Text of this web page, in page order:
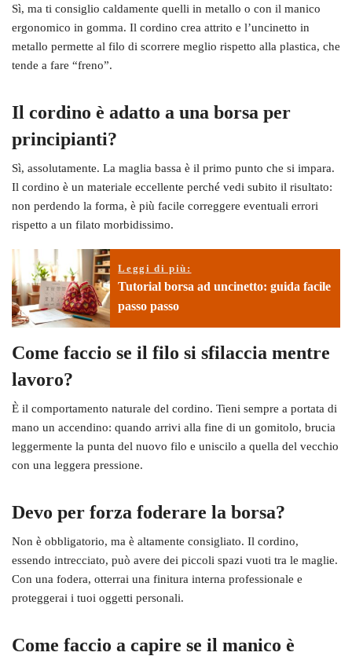
Sì, ma ti consiglio caldamente quelli in metallo o con il manico
ergonomico in gomma. Il cordino crea attrito e l’uncinetto in
metallo permette al filo di scorrere meglio rispetto alla plastica, che
tende a fare “freno”.
Il cordino è adatto a una borsa per
principianti?
Sì, assolutamente. La maglia bassa è il primo punto che si impara.
Il cordino è un materiale eccellente perché vedi subito il risultato:
non perdendo la forma, è più facile correggere eventuali errori
rispetto a un filato morbidissimo.
Leggi di più:
Tutorial borsa ad uncinetto: guida facile
passo passo
Come faccio se il filo si sfilaccia mentre
lavoro?
È il comportamento naturale del cordino. Tieni sempre a portata di
mano un accendino: quando arrivi alla fine di un gomitolo, brucia
leggermente la punta del nuovo filo e uniscilo a quella del vecchio
con una leggera pressione.
Devo per forza foderare la borsa?
Non è obbligatorio, ma è altamente consigliato. Il cordino,
essendo intrecciato, può avere dei piccoli spazi vuoti tra le maglie.
Con una fodera, otterrai una finitura interna professionale e
proteggerai i tuoi oggetti personali.
Come faccio a capire se il manico è